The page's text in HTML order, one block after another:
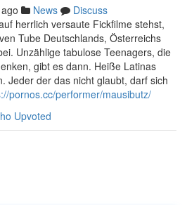
News
Discuss
herrlich versaute Fickfilme stehst,
Tube Deutschlands, Österreichs
Unzählige tabulose Teenagers, die
gibt es dann. Heiße Latinas
Jeder der das nicht glaubt, darf sich
pornos.cc/performer/mausibutz/
Upvoted